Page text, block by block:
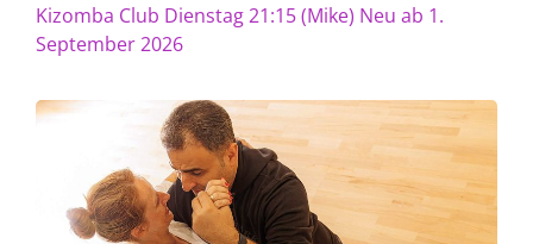
Kizomba Club Dienstag 21:15 (Mike) Neu ab 1.
September 2026